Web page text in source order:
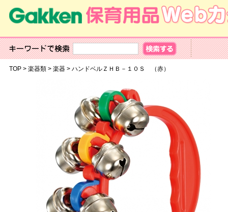
TOP> 楽器類> 楽器> ハンドベルＺＨＢ－１０Ｓ （赤）